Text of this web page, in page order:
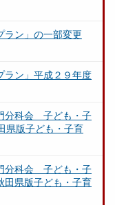
ラン」の一部変更
ラン」平成２９年度
分科会 子ども・子
版子ども・子育
分科会 子ども・子
県版子ども・子育